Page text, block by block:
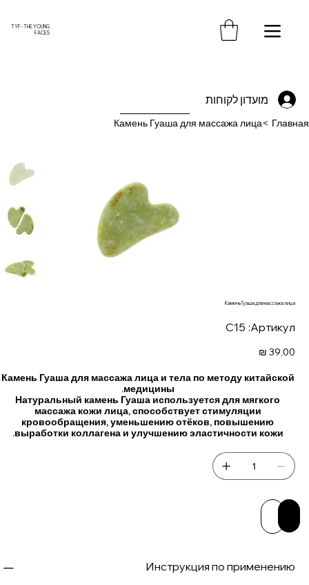
מועדון לקוחות
TYF - THE YOUNG
FACES
Главная
>
Камень Гуаша для массажа лица
Камень Гуаша для массажа лица
Артикул:
Артикул:
С15
С15
Цена39,00 ₪
Камень Гуаша для массажа лица и тела по методу китайской
медицины.
Натуральный камень Гуаша используется для мягкого
массажа кожи лица, способствует стимуляции
кровообращения, уменьшению отёков, повышению
выработки коллагена и улучшению эластичности кожи.
Инструкция по применению